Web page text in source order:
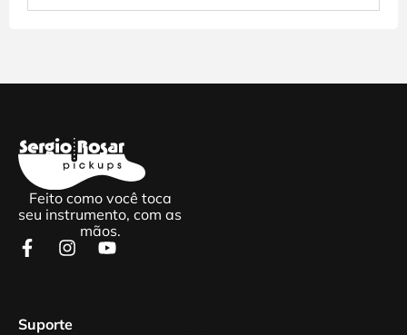
Feito como você toca
seu instrumento, com as
mãos.
Suporte